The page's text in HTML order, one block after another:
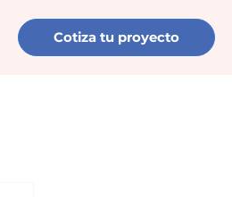
Cotiza tu proyecto